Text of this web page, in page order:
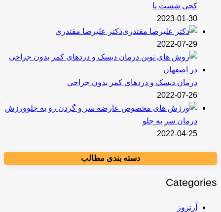
کجی شست پا
2023-01-30
دکتر علیرضا مقتدری
2022-07-29
درمان دیسک و دردهای کمر بدون جراحی
2022-07-26
ورزش
درمان سر به جلو
2022-04-25
دسته بندی مطالب
Categories
آرتروز